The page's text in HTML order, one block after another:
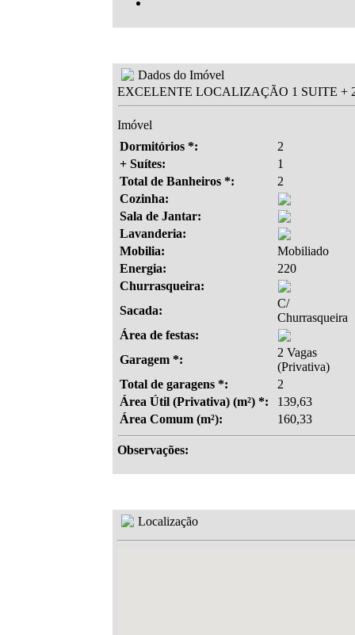
Dados do Imóvel
EXCELENTE LOCALIZAÇÃO 1 SUITE +
Imóvel
Dormitórios *:
2
+ Suítes:
1
Total de Banheiros *:
2
Cozinha:
Sala de Jantar:
Lavanderia:
Mobilia:
Mobiliado
Energia:
220
Churrasqueira:
Sacada:
C/
Churrasqueira
Área de festas:
Garagem *:
2 Vagas
(Privativa)
Total de garagens *:
2
Área Útil (Privativa) (m²) *:
139,63
Área Comum (m²):
160,33
Observações:
Localização